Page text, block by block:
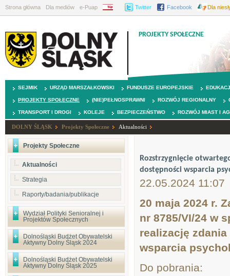
Strona główna Dla mediów e-Puap BIP Twitter Facebook Dla
PROJEKTY SPOŁECZNE
SEJMIK URZĄD MARSZAŁKOWSKI FUNDUSZE EUROPEJSKIE
PROJEKTY SPOŁECZNE (NIE)PEŁNOSPRAWNI ROZWÓJ REGIONALNY
TRANSPORT I DROGI KOLEJE BEZPIECZEŃSTWO ROZWÓJ MIAST I
DOLNY ŚLĄSK Projekty Społeczne Aktualności
Projekty Społeczne
Aktualności
Strategia
Raporty/badania/publikacje
Wydział Polityki Senioralnej i
Projektów Społecznych
Dolnośląski Budżet Obywatelski
Aktywny Dolny Śląsk 2024
Dolnośląski Budżet Obywatelski
Aktywny Dolny Śląsk 2025
Rozstrzygnięcie
dostępności wsparcia
22.05.2024 11:07
20 maja 2024 r.
nr 8785/VI/24 w
realizację
wsparcia
Do pobrania: